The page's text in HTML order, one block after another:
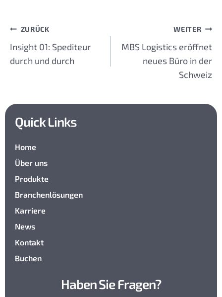
Beitragsnavigation
ZURÜCK
Insight 01: Spediteur
durch und durch
WEITER
MBS Logistics eröffnet
neues Büro in der
Schweiz
Quick Links
Home
Über uns
Produkte
Branchenlösungen
Karriere
News
Kontakt
Buchen
Haben Sie Fragen?